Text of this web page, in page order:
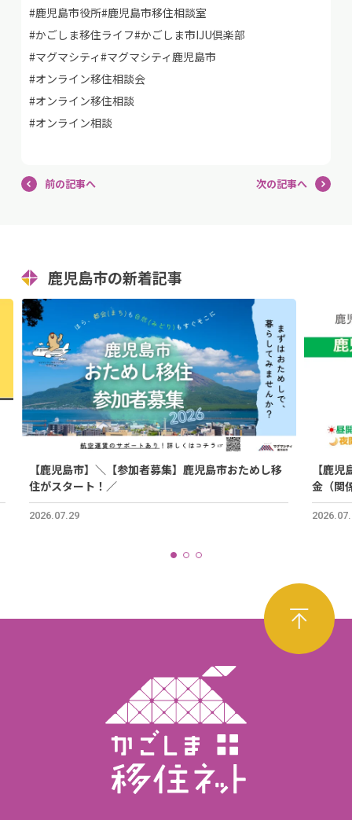
#鹿児島市役所#鹿児島市移住相談室
#かごしま移住ライフ#かごしま市IJU倶楽部
#マグマシティ#マグマシティ鹿児島市
#オンライン移住相談会
#オンライン移住相談
#オンライン相談
前の記事へ 次の記事へ
鹿児島市の新着記事
【鹿児島市】＼【参加者募集】鹿児島市おためし移
住がスタート！／
2026.07.29
【鹿
金（関